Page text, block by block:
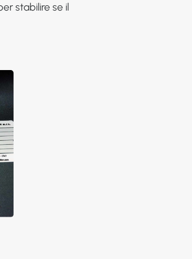
stabilire se il